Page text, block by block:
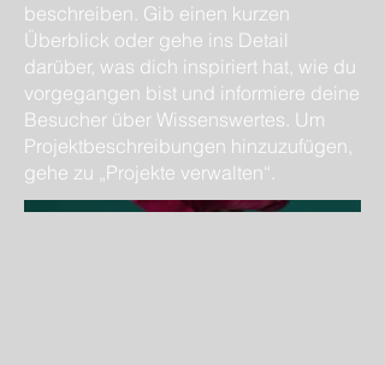
beschreiben. Gib einen kurzen
Überblick oder gehe ins Detail
darüber, was dich inspiriert hat, wie du
vorgegangen bist und informiere deine
Besucher über Wissenswertes. Um
Projektbeschreibungen hinzuzufügen,
gehe zu „Projekte verwalten“.